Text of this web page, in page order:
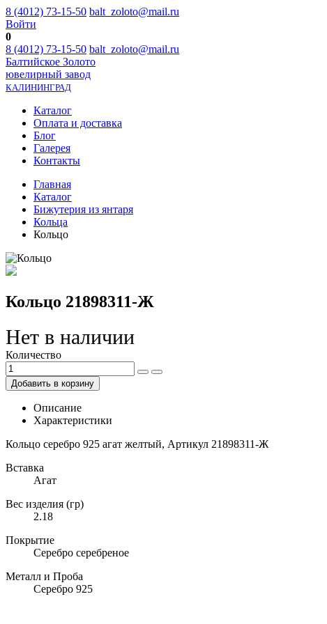
8 (4012) 73-15-50 balt_zoloto@mail.ru
Войти
0
8 (4012) 73-15-50 balt_zoloto@mail.ru
Балтийское Золото
ювелирный завод
КАЛИНИНГРАД
Каталог
Оплата и доставка
Блог
Галерея
Контакты
Главная
Каталог
Бижутерия из янтаря
Кольца
Кольцо
Кольцо 21898311-Ж
Нет в наличии
Количество
Добавить в корзину
Описание
Характеристики
Кольцо серебро 925 агат желтый, Артикул 21898311-Ж
Вставка
Агат
Вес изделия (гр)
2.18
Покрытие
Серебро серебреное
Металл и Проба
Серебро 925